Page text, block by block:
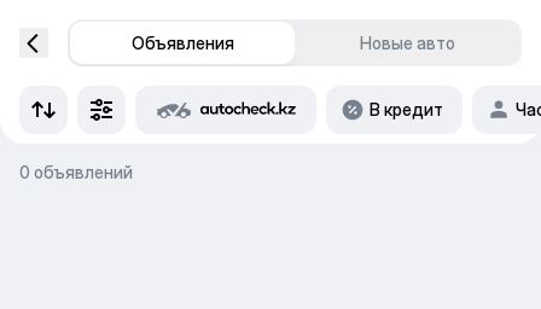
Объявления Новые авто
В кредит
0 объявлений